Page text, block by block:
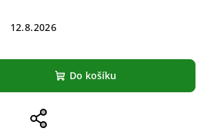
12.8.2026
Do košíku